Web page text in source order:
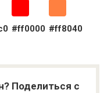
#ff0000 #ff8040
Поделиться с